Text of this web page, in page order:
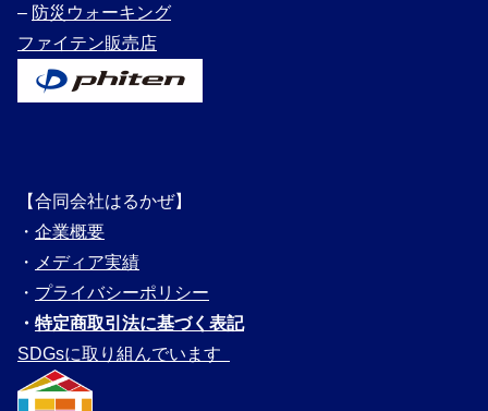
– 防災ウォーキング
ファイテン販売店
【合同会社はるかぜ】
・ 企業概要
・ メディ ア実績
・ プライバシーポリシー
・ 特定商取引法に基づく表記
SDGsに取り組んでいます